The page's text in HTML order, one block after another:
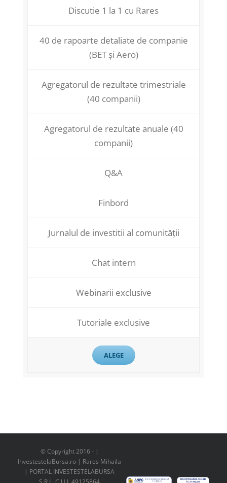
Discutie 1 la 1 cu Rares
40 de rapoarte detaliate de companie
(BET și Aero)
Agregatorul de rezultate trimestriale
(40 companii)
Agregatorul de rezultate anuale (40
companii)
Q&A
Finbord
Jurnalul de investitii al comunității
Chat intern
Webinarii exclusive
Tutoriale exclusive
ALEGE
© Copyright 2016 - |
InvestestelaBursa.ro | Rares Mihaila
| PORTAL INVESTESTELABURSA